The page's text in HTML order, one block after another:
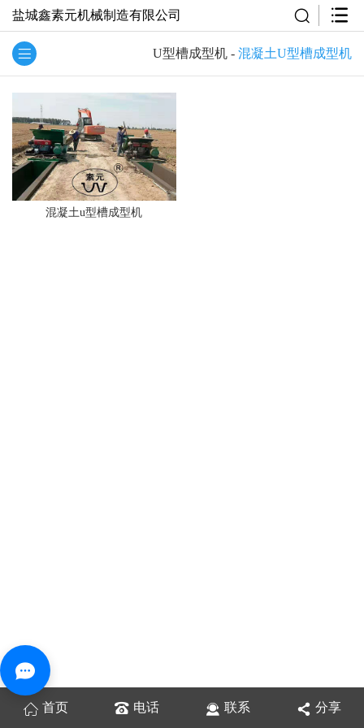
盐城鑫素元机械制造有限公司
U型槽成型机 - 混凝土U型槽成型机
混凝土u型槽成型机
首页 电话 联系 分享